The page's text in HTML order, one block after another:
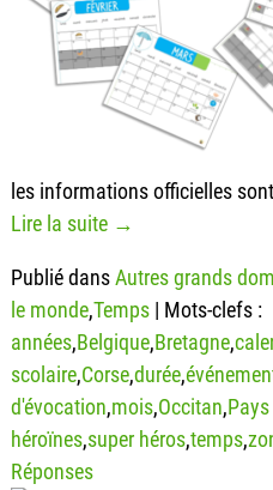
les informations officielles
Lire la suite →
Publié dansAutres grands
le monde,Temps| Mots-clefs :
années,Belgique,Bretagne,
scolaire,Corse,durée,
d'évocation,mois,Occitan,
héroïnes,super héros,temps,
Réponses